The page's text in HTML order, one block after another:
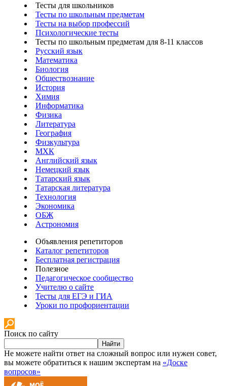
Тесты для школьников
Тесты по школьным предметам
Тесты на выбор профессий
Психологические тесты
Тесты по школьным предметам для 8-11 классов
Русский язык
Математика
Биология
Обществознание
История
Химия
Информатика
Физика
Литература
География
Физкультура
МХК
Английский язык
Немецкий язык
Татарский язык
Татарская литература
Технология
Экономика
ОБЖ
Астрономия
Объявления репетиторов
Каталог репетиторов
Бесплатная регистрация
Полезное
Педагогическое сообщество
Учителю о сайте
Тесты для ЕГЭ и ГИА
Уроки по профориентации
Поиск по сайту
Найти
Не можете найти ответ на сложный вопрос или нужен совет,
вы можете обратиться к нашим экспертам на «Доске
вопросов»